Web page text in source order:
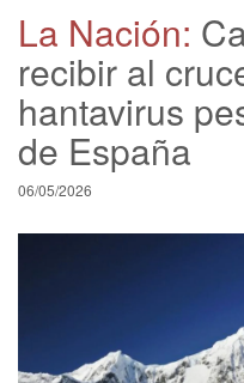
La Nación:
recibir al
hantavirus
de España
06/05/2026